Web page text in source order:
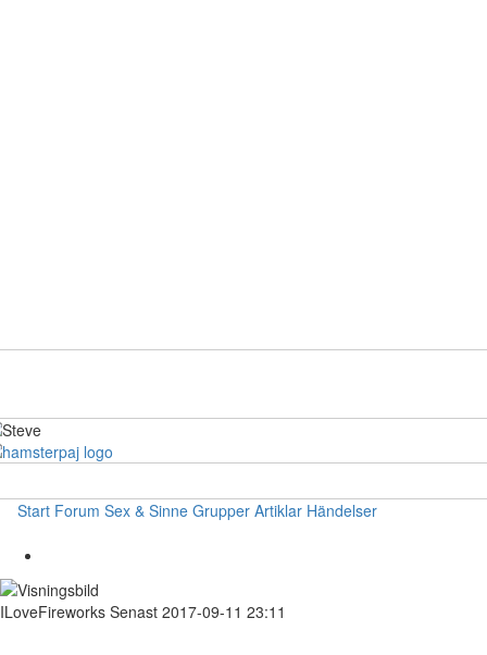
Start Forum Sex & Sinne Grupper Artiklar Händelser
ILoveFireworks Senast 2017-09-11 23:11